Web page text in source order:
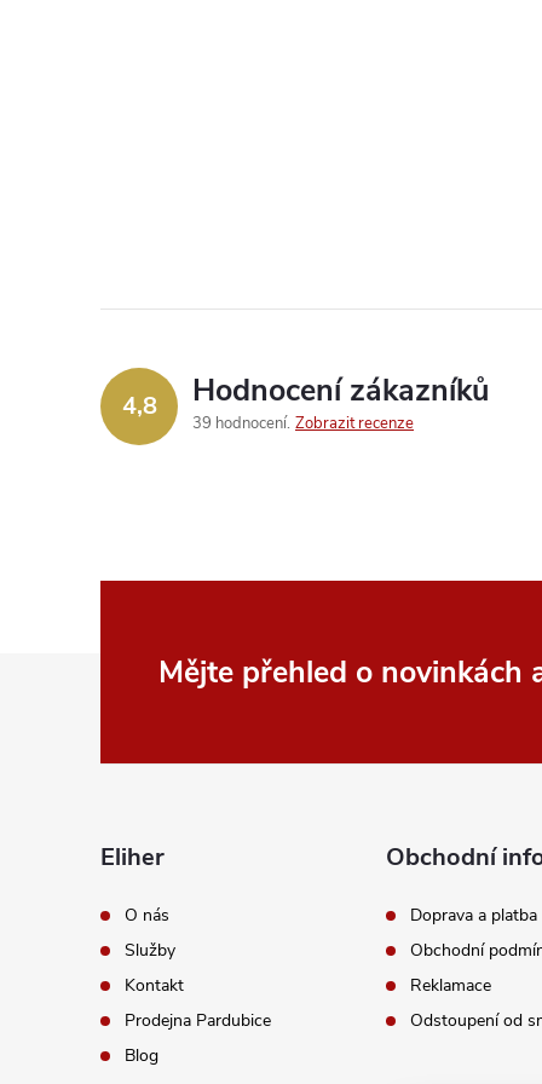
4,8 Hodnocení zákazníků
39 hodnocení Zobrazit recenze
Mějte přehled o novinkách
Eliher
O nás
Služby
Kontakt
Prodejna Pardubice
Blog
Obchodní
Doprava a platba
Obchodní
Reklamace
Odstoupení od